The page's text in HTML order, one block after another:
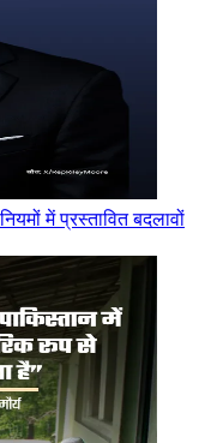
में प्रस्तावित बदलावों